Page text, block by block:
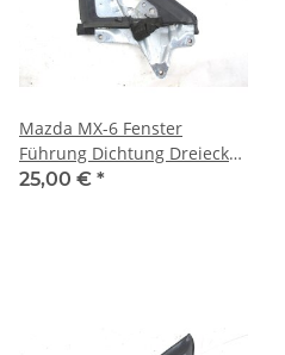
Mazda MX-6 Fenster
Führung Dichtung Dreieck
Tür vorne links
25,00 € *